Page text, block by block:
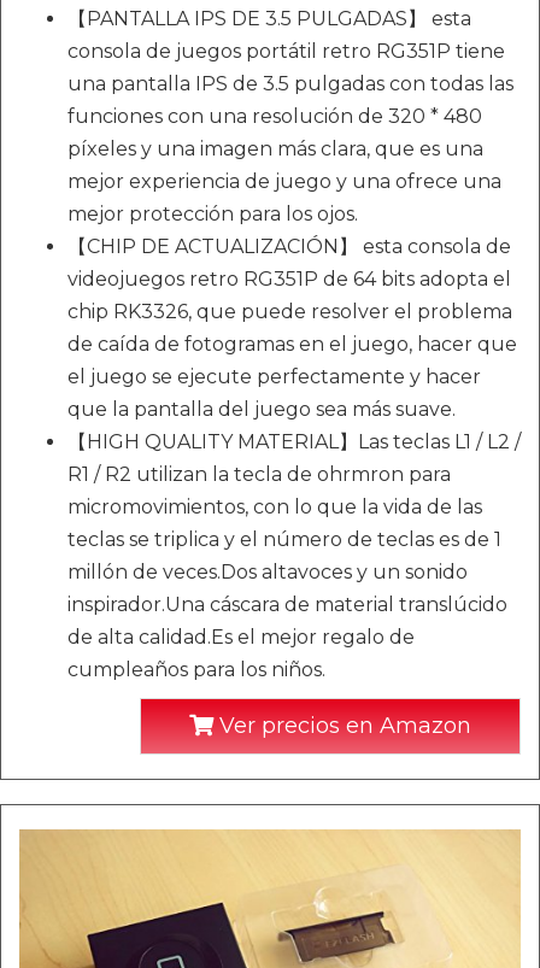
【PANTALLA IPS DE 3.5 PULGADAS】 esta
consola de juegos portátil retro RG351P tiene
una pantalla IPS de 3.5 pulgadas con todas las
funciones con una resolución de 320 * 480
píxeles y una imagen más clara, que es una
mejor experiencia de juego y una ofrece una
mejor protección para los ojos.
【CHIP DE ACTUALIZACIÓN】 esta consola de
videojuegos retro RG351P de 64 bits adopta el
chip RK3326, que puede resolver el problema
de caída de fotogramas en el juego, hacer que
el juego se ejecute perfectamente y hacer
que la pantalla del juego sea más suave.
【HIGH QUALITY MATERIAL】Las teclas L1 / L2 /
R1 / R2 utilizan la tecla de ohrmron para
micromovimientos, con lo que la vida de las
teclas se triplica y el número de teclas es de 1
millón de veces.Dos altavoces y un sonido
inspirador.Una cáscara de material translúcido
de alta calidad.Es el mejor regalo de
cumpleaños para los niños.
Ver precios en Amazon